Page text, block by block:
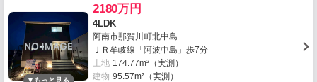
2180万円
4LDK
阿南市那賀川町北中島
ＪＲ牟岐線「阿波中島」歩7分
土地 174.77m²（実測）
建物 95.57m²（実測）